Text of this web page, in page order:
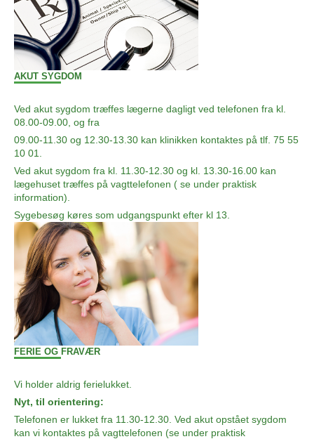
AKUT SYGDOM
Ved akut sygdom træffes lægerne dagligt ved telefonen fra kl.
08.00-09.00, og fra
09.00-11.30 og 12.30-13.30 kan klinikken kontaktes på tlf. 75 55
10 01.
Ved akut sygdom fra kl. 11.30-12.30 og kl. 13.30-16.00 kan
lægehuset træffes på vagttelefonen ( se under praktisk
information).
Sygebesøg køres som udgangspunkt efter kl 13.
FERIE OG FRAVÆR
Vi holder aldrig ferielukket.
Nyt, til orientering:
Telefonen er lukket fra 11.30-12.30. Ved akut opstået sygdom
kan vi kontaktes på vagttelefonen (se under praktisk